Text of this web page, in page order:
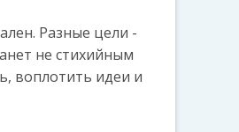
Разные цели -
не стихийным
воплотить идеи и